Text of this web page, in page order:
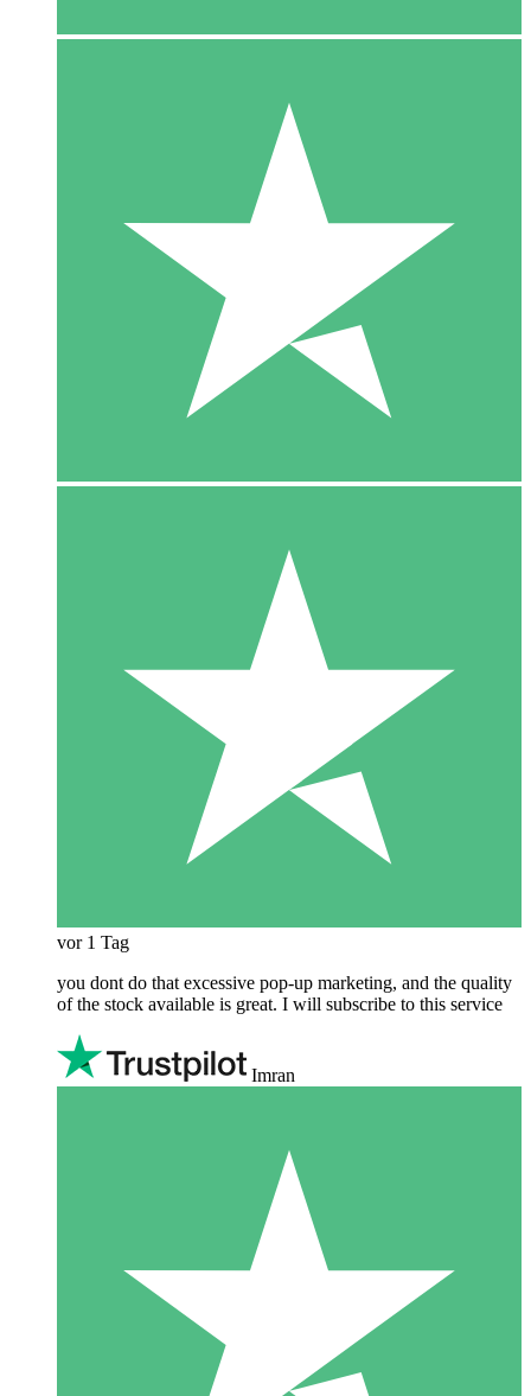
vor 1 Tag
you dont do that excessive pop-up marketing, and the quality
of the stock available is great. I will subscribe to this service
Imran